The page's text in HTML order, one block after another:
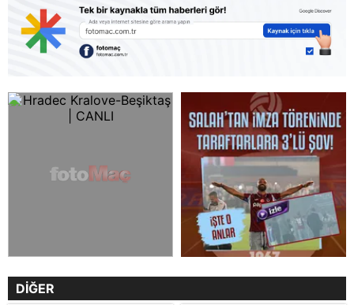
DİĞER